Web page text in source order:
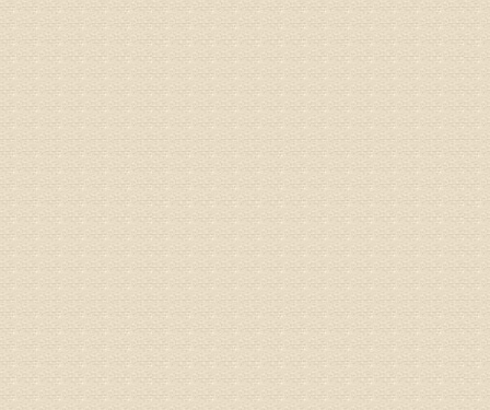
你好，
失。
该病的
治疗方
济南杏
姓名：
病情描
治疗方
身调理
专家咨